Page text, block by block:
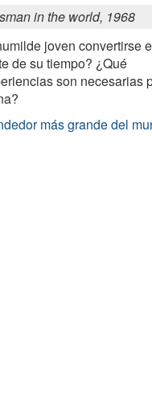
in the world, 1968
joven convertirse
de su tiempo? ¿Qué
son necesarias
más grande del